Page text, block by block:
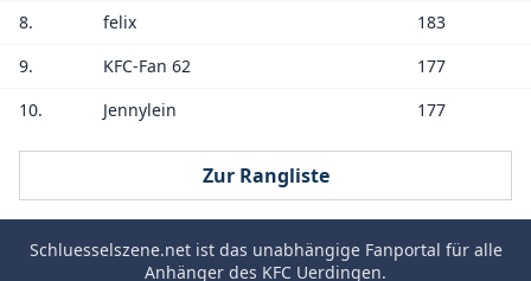
8.
felix
183
9.
KFC-Fan 62
177
10.
Jennylein 177
Zur Rangliste
Schluesselszene.netist das unabhängige Fanportal für alle
Anhänger des KFC Uerdingen.